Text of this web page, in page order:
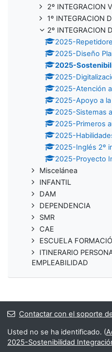
2º INTEGRACION
1º INTEGRACION
2º INTEGRACION
2025-
2025-Diseño
2025-
2025-
2025-Atención
2025-Apoyo a
2025-Sistemas
2025-Primeros
2025-
2025-Inglés 2º
2025-Proyecto
Miscelánea
INFANTIL
DAM
DEPENDENCIA
SMR
CAE
ESCUELA
ITINERARIO
EMPLEABILIDAD
Contactar con el soporte
Usted no se ha identificado. (
2025-Sostenibilidad